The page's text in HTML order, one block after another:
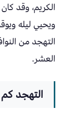
الكريم، وقد
ويحيي ليله
التهجد من
العشر.
التهجد